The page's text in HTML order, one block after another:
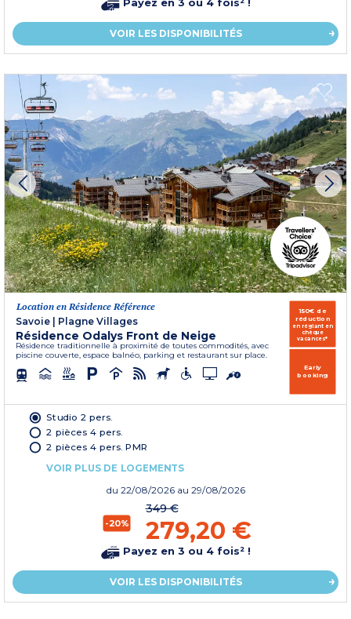
VOIR LES DISPONIBILITÉS
Location en Résidence Référence
Savoie
Plagne Villages
Résidence Odalys Front de Neige
Résidence traditionnelle à proximité de toutes commodités, avec
piscine couverte, espace balnéo, parking et restaurant sur place.
150€ de
réduction
en réglant en
chèque
vacances*
Early
booking
Studio 2 pers.
2 pièces 4 pers.
2 pièces 4 pers. PMR
VOIR PLUS DE LOGEMENTS
du 22/08/2026 au 29/08/2026
-20%
349 €
279,20 €
Payez en 3 ou 4 fois² !
VOIR LES DISPONIBILITÉS